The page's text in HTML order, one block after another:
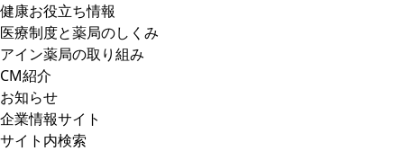
健康お役立ち情報
医療制度と薬局のしくみ
アイン薬局の取り組み
CM紹介
お知らせ
企業情報サイト
サイト内検索